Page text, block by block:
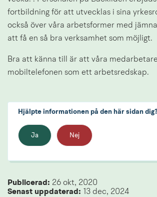
fortbildning för att utvecklas i sina
också över våra arbetsformer med
att få en så bra verksamhet som möjligt.
Bra att känna till är att våra
mobiltelefonen som ett arbetsredskap.
Hjälpte informationen på den här sidan
Ja Nej
Publicerad: 26 okt, 2020
Senast uppdaterad:
13 dec, 2024